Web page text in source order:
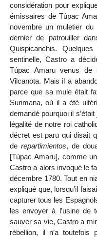
considération pour
émissaires de Túpac
novembre un muletier
dernier de patrouiller
Quispicanchis.
sentinelle, Castro a
Túpac Amaru venus de
Vilcanota. Mais il a
parce que sa mule était
Surimana, où il a été
demandé pourquoi il
légalité de notre roi
décret est paru qui disait
de repartimientos, de
[Túpac Amaru], comme
Castro a alors invoqué le
décembre 1780. Tout en
expliqué que, lorsqu’il
capturer tous les
les envoyer à l’usine de
sauver sa vie, Castro a
rébellion, il n’a